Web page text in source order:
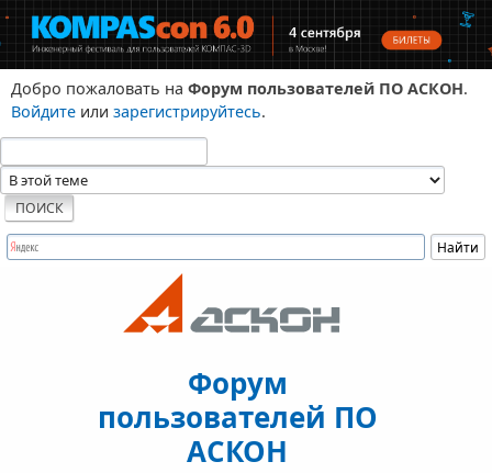
Добро пожаловать на Форум пользователей ПО АСКОН.
Войдите или зарегистрируйтесь.
Форум
пользователей ПО
АСКОН